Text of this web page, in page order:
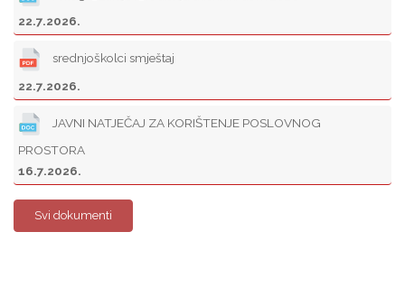
22.7.2026.
srednjoškolci smještaj
22.7.2026.
JAVNI NATJEČAJ ZA KORIŠTENJE POSLOVNOG
PROSTORA
16.7.2026.
Svi dokumenti